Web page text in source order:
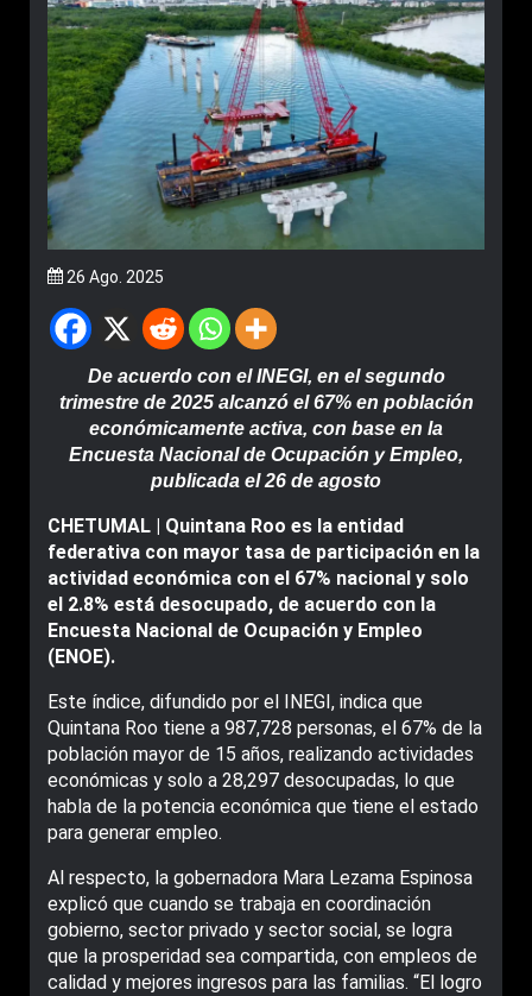
26 Ago. 2025
De acuerdo con el INEGI, en el segundo
trimestre de 2025 alcanzó el 67% en población
económicamente activa, con base en la
Encuesta Nacional de Ocupación y Empleo,
publicada el 26 de agosto
CHETUMAL | Quintana Roo es la entidad
federativa con mayor tasa de participación en la
actividad económica con el 67% nacional y solo
el 2.8% está desocupado, de acuerdo con la
Encuesta Nacional de Ocupación y Empleo
(ENOE).
Este índice, difundido por el INEGI, indica que
Quintana Roo tiene a 987,728 personas, el 67% de la
población mayor de 15 años, realizando actividades
económicas y solo a 28,297 desocupadas, lo que
habla de la potencia económica que tiene el estado
para generar empleo.
Al respecto, la gobernadora Mara Lezama Espinosa
explicó que cuando se trabaja en coordinación
gobierno, sector privado y sector social, se logra
que la prosperidad sea compartida, con empleos de
calidad y mejores ingresos para las familias. “El logro